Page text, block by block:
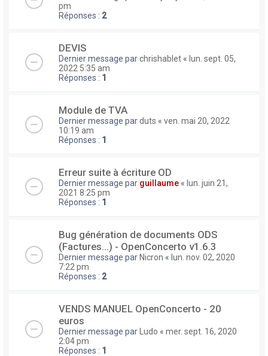
pm
Réponses : 2
DEVIS
Dernier message parchrishablet « lun. sept. 05,
2022 5:35 am
Réponses : 1
Module de TVA
Dernier message parduts « ven. mai 20, 2022
10:19 am
Réponses : 1
Erreur suite à écriture OD
Dernier message par guillaume « lun. juin 21,
2021 8:25 pm
Réponses : 1
Bug génération de documents ODS
(Factures...) - OpenConcerto v1.6.3
Dernier message parNicron « lun. nov. 02, 2020
7:22 pm
Réponses : 2
VENDS MANUEL OpenConcerto - 20
euros
Dernier message parLudo « mer. sept. 16, 2020
2:04 pm
Réponses : 1